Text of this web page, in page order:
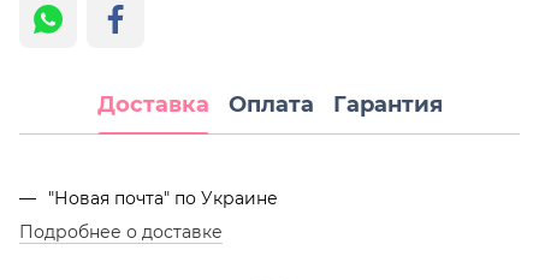
Доставка Оплата Гарантия
"Новая почта" по Украине
Подробнее о доставке